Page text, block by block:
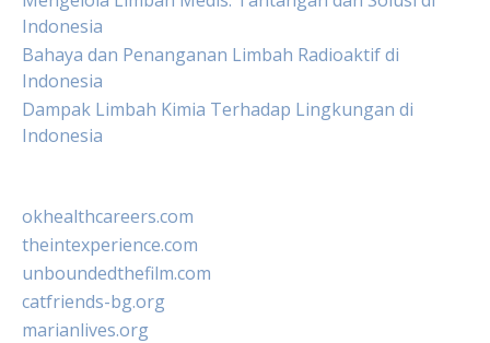
Indonesia
Bahaya dan Penanganan Limbah Radioaktif di
Indonesia
Dampak Limbah Kimia Terhadap Lingkungan di
Indonesia
okhealthcareers.com
theintexperience.com
unboundedthefilm.com
catfriends-bg.org
marianlives.org